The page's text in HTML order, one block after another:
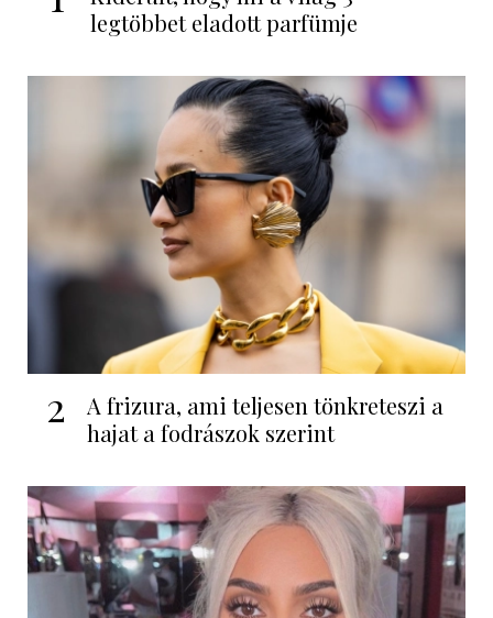
legtöbbet eladott parfümje
2
A frizura, ami teljesen tönkreteszi a
hajat a fodrászok szerint